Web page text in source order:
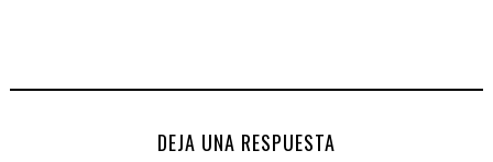
DEJA UNA RESPUESTA